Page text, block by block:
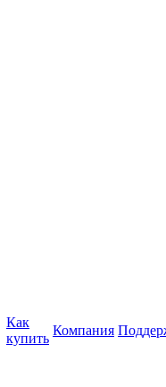
Как
купить
Компания